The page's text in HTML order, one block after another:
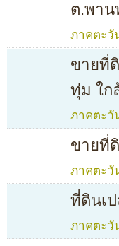
ต.พาน
ภาคตะวั
ขายที่
ทุ่ม ใก
ภาคตะวั
ขายที่
ภาคตะวั
ที่ดินเ
ภาคตะวั